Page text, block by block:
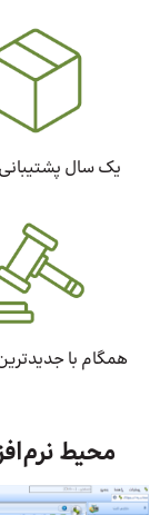
یک سال پشتیبانی
همگام با
محیط